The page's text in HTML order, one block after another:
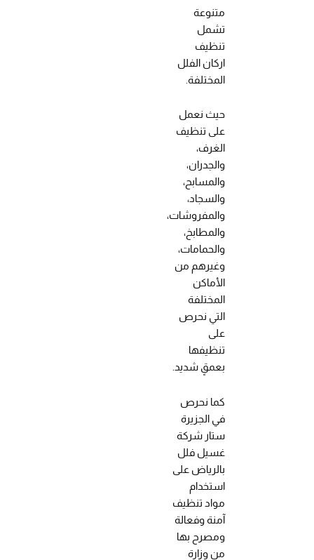
متنوعة
تشمل
تنظيف
اركان الفلل
المختلفة.
حيث نعمل
على تنظيف
الغرف،
والجدران،
والمسابح،
والسجاد،
والمفروشات،
والمطابخ،
والحمامات،
وغيرهم من
الأماكن
المختلفة
التي نحرص
على
تنظيفها
بعمقٍ شديد.
كما نحرص
في الجزيرة
ستار شركة
غسيل فلل
بالرياض على
استخدام
مواد تنظيف
آمنة وفعالة
ومصرح بها
من وزارة